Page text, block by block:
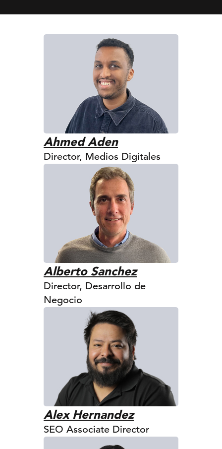
Ahmed Aden
Director, Medios Digitales
Alberto Sanchez
Director, Desarrollo de
Negocio
Alex Hernandez
SEO Associate Director